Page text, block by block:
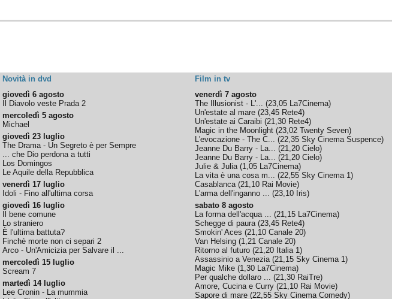
Novità in dvd
Film in tv
giovedì 6 agosto
Il Diavolo veste Prada 2
mercoledì 5 agosto
Michael
giovedì 23 luglio
The Drama - Un Segreto è per Sempre
... che Dio perdona a tutti
Los Domingos
Le Aquile della Repubblica
venerdì 17 luglio
Idoli - Fino all'ultima corsa
giovedì 16 luglio
Il bene comune
Lo straniero
È l'ultima battuta?
Finchè morte non ci separi 2
Arco - Un'Amicizia per Salvare il ...
mercoledì 15 luglio
Scream 7
martedì 14 luglio
Lee Cronin - La mummia
venerdì 7 agosto
The Illusionist - L'... (23,05 La7Cinema)
Un'estate al mare (23,45 Rete4)
Un'estate ai Caraibi (21,30 Rete4)
Magic in the Moonlight (23,02 Twenty Seven)
L'evocazione - The C... (22,35 Sky Cinema Suspence)
Jeanne Du Barry - La... (21,20 Cielo)
Jeanne Du Barry - La... (21,20 Cielo)
Julie & Julia(1,05 La7Cinema)
La vita è una cosa m... (22,55 Sky Cinema 1)
Casablanca(21,10 Rai Movie)
L'arma dell'inganno ... (23,10 Iris)
sabato 8 agosto
La forma dell'acqua ... (21,15 La7Cinema)
Schegge di paura(23,45 Rete4)
Smokin' Aces (21,10 Canale 20)
Van Helsing (1,21 Canale 20)
Ritorno al futuro (21,20 Italia 1)
Assassinio a Venezia(21,15 Sky Cinema 1)
Magic Mike (1,30 La7Cinema)
Per qualche dollaro ... (21,30 RaiTre)
Amore, Cucina e Curry (21,10 Rai Movie)
Sapore di mare (22,55 Sky Cinema Comedy)